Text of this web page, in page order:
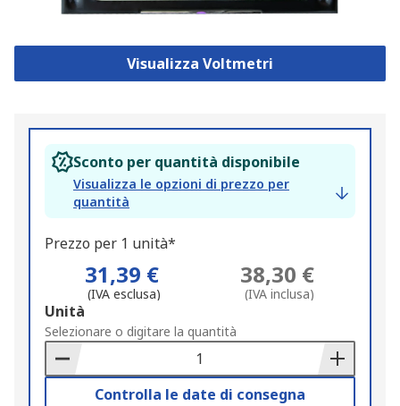
Visualizza Voltmetri
Sconto per quantità disponibile
Visualizza le opzioni di prezzo per
quantità
Prezzo per 1 unità*
31,39 €
(IVA esclusa)
38,30 €
(IVA inclusa)
Add
to
Basket
Unità
Selezionare o digitare la quantità
Controlla le date di consegna